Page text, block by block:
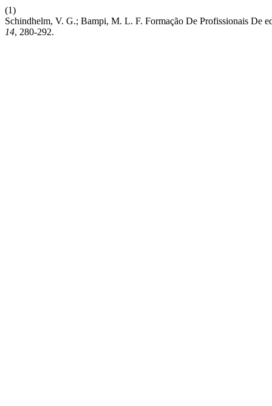
(1)
Schindhelm, V. G.; Bampi, M. L. F. Formação De Profissionais De
14, 280-292.